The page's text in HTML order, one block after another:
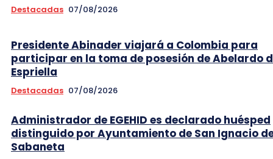
Destacadas 07/08/2026
Presidente Abinader viajará a Colombia para
participar en la toma de posesión de Abelardo
Espriella
Destacadas 07/08/2026
Administrador de EGEHID es declarado huésped
distinguido por Ayuntamiento de San Ignacio
Sabaneta